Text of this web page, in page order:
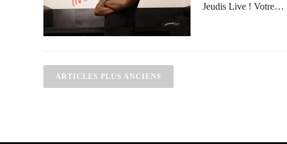
Jeudis Live ! Votre…
ARTICLES PLUS ANCIENS